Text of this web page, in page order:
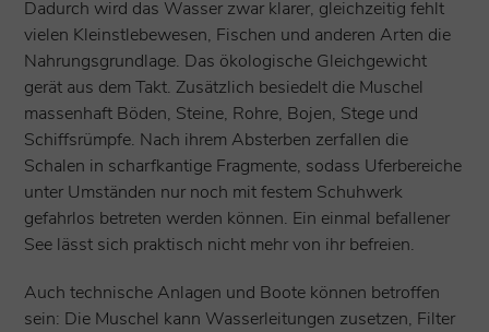
Dadurch wird das Wasser zwar klarer, gleichzeitig fehlt
vielen Kleinstlebewesen, Fischen und anderen Arten die
Nahrungsgrundlage. Das ökologische Gleichgewicht
gerät aus dem Takt. Zusätzlich besiedelt die Muschel
massenhaft Böden, Steine, Rohre, Bojen, Stege und
Schiffsrümpfe. Nach ihrem Absterben zerfallen die
Schalen in scharfkantige Fragmente, sodass Uferbereiche
unter Umständen nur noch mit festem Schuhwerk
gefahrlos betreten werden können. Ein einmal befallener
See lässt sich praktisch nicht mehr von ihr befreien.
Auch technische Anlagen und Boote können betroffen
sein: Die Muschel kann Wasserleitungen zusetzen, Filter